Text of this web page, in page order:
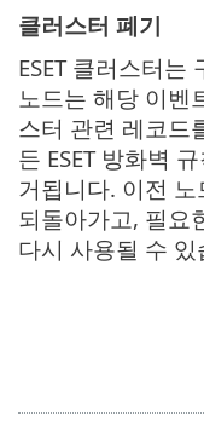
클러스터 폐기
ESET 클러스터는
노드는 해당 이벤
스터 관련 레코드
든 ESET 방화벽
거됩니다. 이전
되돌아가고, 필요
다시 사용될 수 있